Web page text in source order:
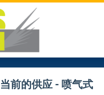
前的供应 - 喷气式